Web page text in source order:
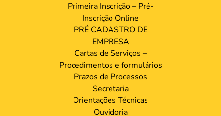
Primeira Inscrição – Pré-
Inscrição Online
PRÉ CADASTRO DE
EMPRESA
Cartas de Serviços –
Procedimentos e formulários
Prazos de Processos
Secretaria
Orientações Técnicas
Ouvidoria